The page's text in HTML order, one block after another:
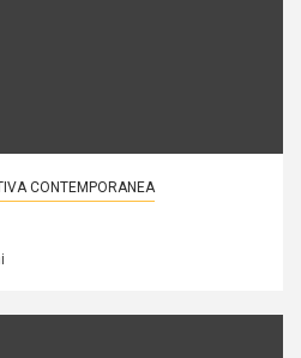
CONTEMPORANEA